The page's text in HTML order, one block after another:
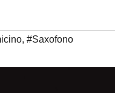
, #Saxofono